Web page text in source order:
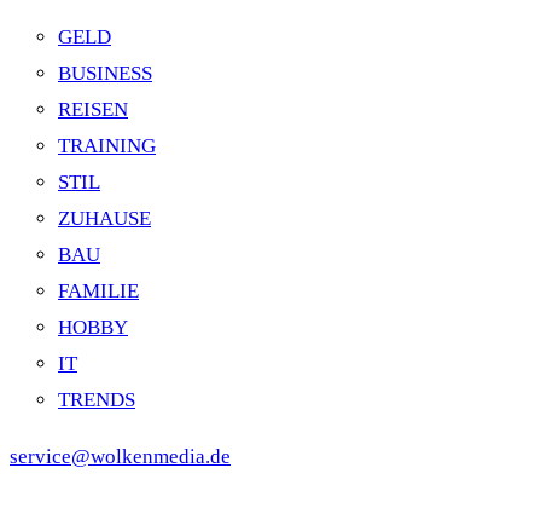
GELD
BUSINESS
REISEN
TRAINING
STIL
ZUHAUSE
BAU
FAMILIE
HOBBY
IT
TRENDS
service@wolkenmedia.de